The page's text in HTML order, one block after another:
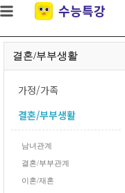
실시간
인기
책
수능특강
결혼/부부생활
가정/가족
결혼/부부생활
남녀관계
결혼/부부관계
이혼/재혼